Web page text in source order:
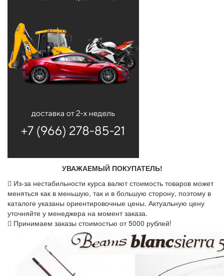
УВАЖАЕМЫЙ ПОКУПАТЕЛЬ!
Из-за нестабильности курса валют стоимость товаров может
меняться как в меньшую, так и в большую сторону, поэтому в
каталоге указаны ориентировочные цены. Актуальную цену
уточняйте у менеджера на момент заказа.
Принимаем заказы стоимостью от 5000 рублей!